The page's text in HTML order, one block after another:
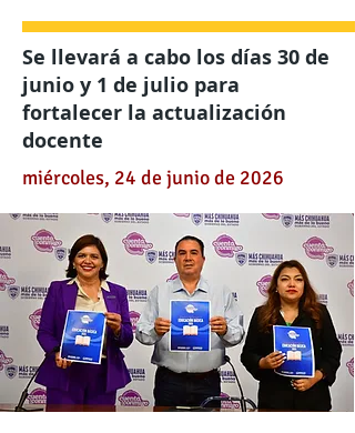
Se llevará a cabo los días 30 de
junio y 1 de julio para
fortalecer la actualización
docente
miércoles, 24 de junio de 2026